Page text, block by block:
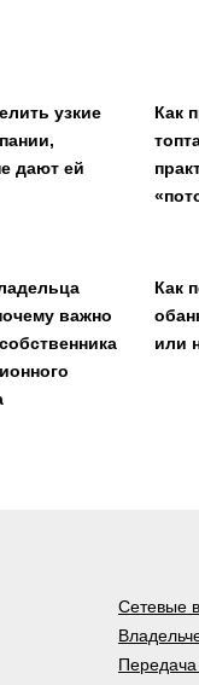
узкие
дают ей
Как
важно
Как
или
Сетевые